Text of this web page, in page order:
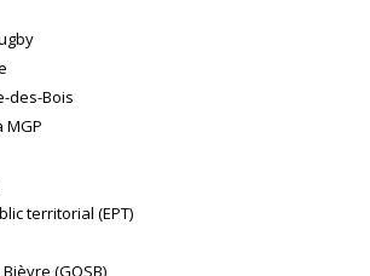
des-Bois
MGP
territorial (EPT)
(GOSB)